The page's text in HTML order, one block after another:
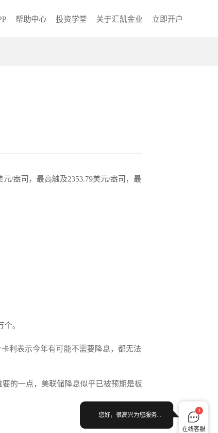
帮助中心 投资学堂 关于汇凯金业 立即开户
/盎司，最高触及2353.79美元/盎司，最
。
利表示今年有可能不需要降息，都无法
的一点，美联储降息似乎已被预期是板
1
在线客服
您好，很高兴为您服务...